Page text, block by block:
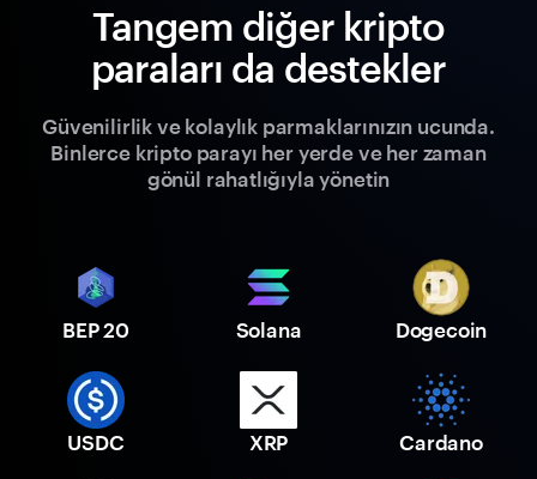
Tangem diğer kripto
paraları da destekler
Güvenilirlik ve kolaylık parmaklarınızın ucunda.
Binlerce kripto parayı her yerde ve her zaman
gönül rahatlığıyla yönetin
BEP 20 Solana Dogecoin
USDC XRP Cardano